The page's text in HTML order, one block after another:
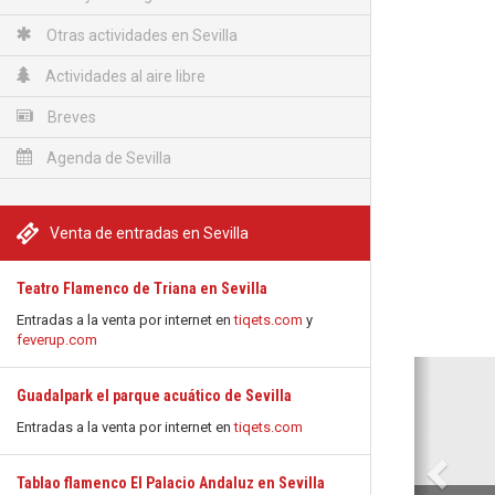
Otras actividades en Sevilla
Actividades al aire libre
Breves
Agenda de Sevilla
Venta de entradas en Sevilla
Teatro Flamenco de Triana en Sevilla
Entradas a la venta por internet entiqets.com y
feverup.com
Guadalpark el parque acuático de Sevilla
Entradas a la venta por internet entiqets.com
Tablao flamenco El Palacio Andaluz en Sevilla